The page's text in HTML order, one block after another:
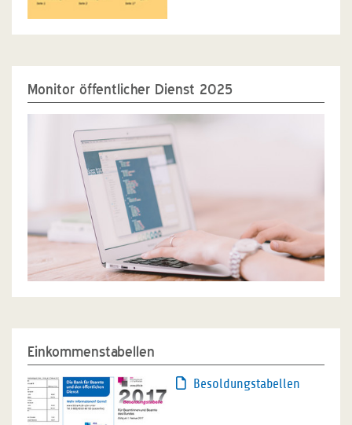
Monitor öffentlicher Dienst 2025
Einkommenstabellen
Besoldungstabellen